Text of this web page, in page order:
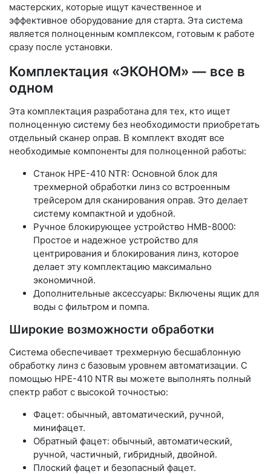
мастерских, которые ищут качественное и
эффективное оборудование для старта. Эта система
является полноценным комплексом, готовым к работе
сразу после установки.
Комплектация «ЭКОНОМ» — все в
одном
Эта комплектация разработана для тех, кто ищет
полноценную систему без необходимости приобретать
отдельный сканер оправ. В комплект входят все
необходимые компоненты для полноценной работы:
Станок HPE-410 NTR: Основной блок для
трехмерной обработки линз со встроенным
трейсером для сканирования оправ. Это делает
систему компактной и удобной.
Ручное блокирующее устройство HMB-8000:
Простое и надежное устройство для
центрирования и блокирования линз, которое
делает эту комплектацию максимально
экономичной.
Дополнительные аксессуары: Включены ящик для
воды с фильтром и помпа.
Широкие возможности обработки
Система обеспечивает трехмерную бесшаблонную
обработку линз с базовым уровнем автоматизации. С
помощью HPE-410 NTR вы можете выполнять полный
спектр работ с высокой точностью:
Фацет: обычный, автоматический, ручной,
минифацет.
Обратный фацет: обычный, автоматический,
ручной, частичный, гибридный, двойной.
Плоский фацет и безопасный фацет.